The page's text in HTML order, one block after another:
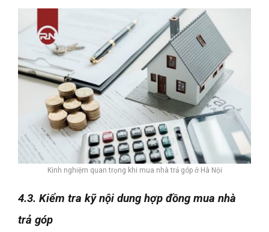
Kinh nghiệm quan trọng khi mua nhà trả góp ở Hà Nội
4.3. Kiểm tra kỹ nội dung hợp đồng mua nhà
trả góp